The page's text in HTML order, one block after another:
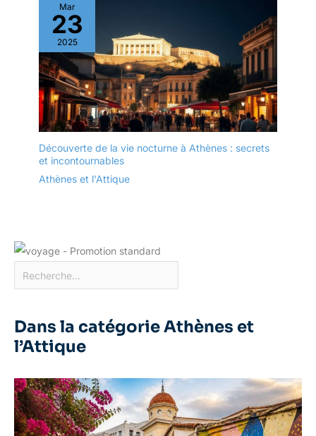
Mar
23
2025
Découverte de la vie nocturne à Athènes : secrets
et incontournables
Athènes et l'Attique
Dans la catégorie Athènes et
l’Attique